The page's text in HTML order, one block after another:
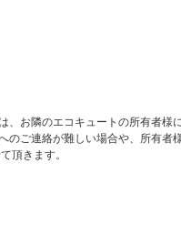
、お隣のエコキュートの所有者
のご連絡が難しい場合や、所有
頂きます。